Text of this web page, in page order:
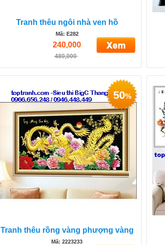
Tranh thêu ngôi nhà ven hồ
Mã: E282
240,000
480,000
Tranh thêu rồng vàng phượng vàng
Mã: 2223233
50%